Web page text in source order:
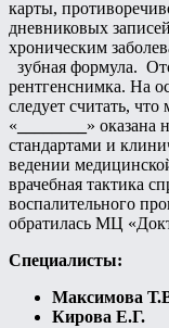
карты,
дневниковых
хроническим
зубная формула.
рентгенснимка. На
следует считать,
«
» оказана
стандартами и
ведении
врачебная тактика
воспалительного
обратилась МЦ
Специалисты:
Максимова
Кирова Е.Г.